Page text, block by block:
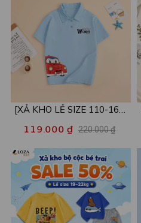
[XẢ KHO LẺ SIZE 110-160]
mẫu - Áo trẻ em từ 15-42kg
- Loza Kids XPL001
119.000 ₫ 220.000 ₫